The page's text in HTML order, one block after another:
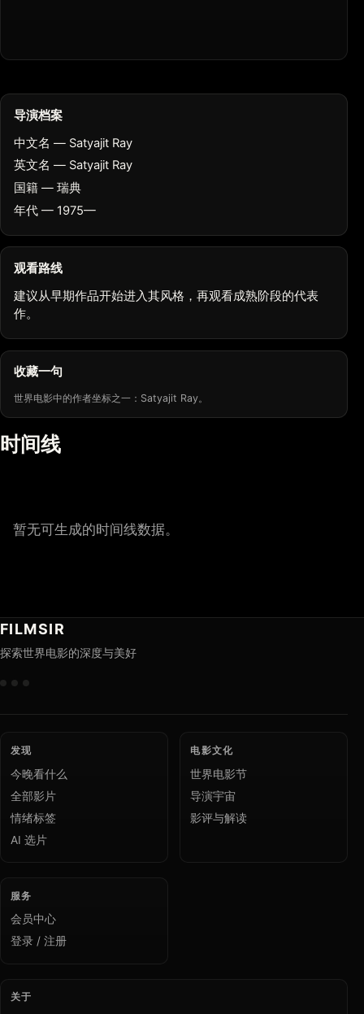
导演档案
中文名 — Satyajit Ray
英文名 — Satyajit Ray
国籍 — 瑞典
年代 — 1975—
观看路线
建议从早期作品开始进入其风格，再观看成熟阶段的代表
作。
收藏一句
世界电影中的作者坐标之一：Satyajit Ray。
时间线
暂无可生成的时间线数据。
FILMSIR
探索世界电影的深度与美好
发现
今晚看什么
全部影片
情绪标签
AI 选片
电影文化
世界电影节
导演宇宙
影评与解读
服务
会员中心
登录 / 注册
关于